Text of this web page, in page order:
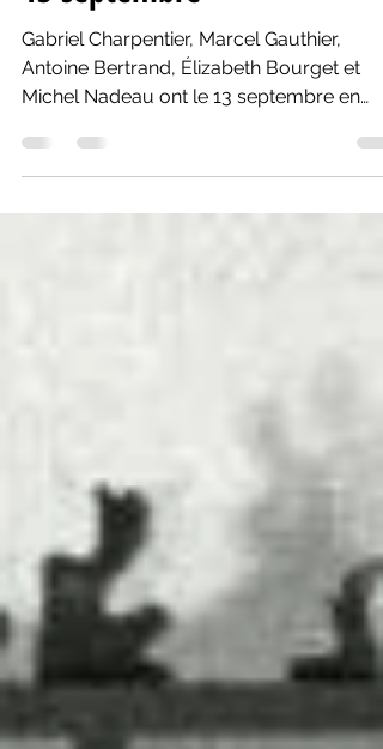
13 septembre
Gabriel Charpentier, Marcel Gauthier,
Michel Nadeau ont le 13 septembre en
commun!